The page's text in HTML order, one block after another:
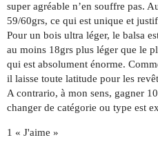
super agréable n’en souffre pas.
59/60grs, ce qui est unique et
Pour un bois ultra léger, le balsa
au moins 18grs plus léger que le
qui est absolument énorme.
il laisse toute latitude pour les
A contrario, à mon sens, gagner
changer de catégorie ou type est
1 « J'aime »